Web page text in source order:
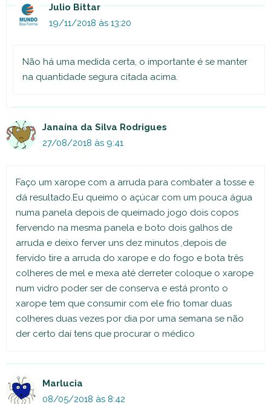
Julio Bittar
19/11/2018 às 13:20
Não há uma medida certa, o importante é se manter
na quantidade segura citada acima.
Janaína da Silva Rodrigues
27/08/2018 às 9:41
Faço um xarope com a arruda para combater a tosse e
dá resultado.Eu queimo o açúcar com um pouca água
numa panela depois de queimado jogo dois copos
fervendo na mesma panela e boto dois galhos de
arruda e deixo ferver uns dez minutos ,depois de
fervido tire a arruda do xarope e do fogo e bota três
colheres de mel e mexa até derreter coloque o xarope
num vidro poder ser de conserva e está pronto o
xarope tem que consumir com ele frio tomar duas
colheres duas vezes por dia por uma semana se não
der certo daí tens que procurar o médico
Marlucia
08/05/2018 às 8:42